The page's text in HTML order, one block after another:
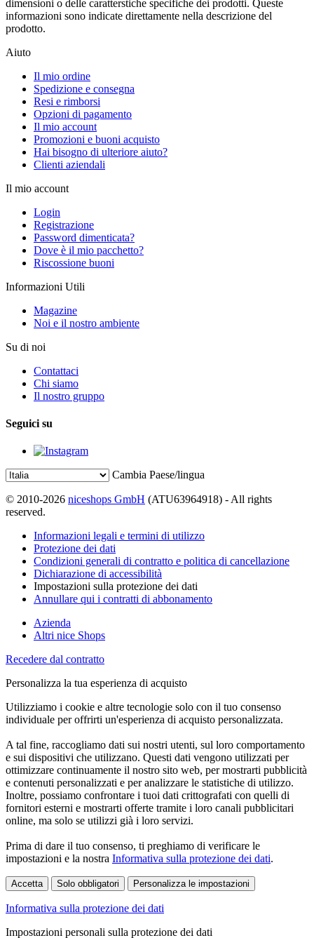
dimensioni o delle caratterstiche specifiche dei prodotti. Queste
informazioni sono indicate direttamente nella descrizione del
prodotto.
Aiuto
Il mio ordine
Spedizione e consegna
Resi e rimborsi
Opzioni di pagamento
Il mio account
Promozioni e buoni acquisto
Hai bisogno di ulteriore aiuto?
Clienti aziendali
Il mio account
Login
Registrazione
Password dimenticata?
Dove è il mio pacchetto?
Riscossione buoni
Informazioni Utili
Magazine
Noi e il nostro ambiente
Su di noi
Contattaci
Chi siamo
Il nostro gruppo
Seguici su
Cambia Paese/lingua
© 2010-2026 niceshops GmbH (ATU63964918) - All rights
reserved.
Informazioni legali e termini di utilizzo
Protezione dei dati
Condizioni generali di contratto e politica di cancellazione
Dichiarazione di accessibilità
Impostazioni sulla protezione dei dati
Annullare qui i contratti di abbonamento
Azienda
Altri nice Shops
Recedere dal contratto
Personalizza la tua esperienza di acquisto
Utilizziamo i cookie e altre tecnologie solo con il tuo consenso
individuale per offrirti un'esperienza di acquisto personalizzata.
A tal fine, raccogliamo dati sui nostri utenti, sul loro comportamento
e sui dispositivi che utilizzano. Questi dati vengono utilizzati per
ottimizzare continuamente il nostro sito web, per mostrarti pubblicità
e contenuti personalizzati e per analizzare le statistiche di utilizzo.
Inoltre, possiamo confrontare i tuoi dati crittografati con quelli di
fornitori esterni e mostrarti offerte tramite i loro canali pubblicitari
online, ma solo se utilizzi già i loro servizi.
Prima di dare il tuo consenso, ti preghiamo di verificare le
impostazioni e la nostra Informativa sulla protezione dei dati.
Accetta Solo obbligatori Personalizza le impostazioni
Informativa sulla protezione dei dati
Impostazioni personali sulla protezione dei dati